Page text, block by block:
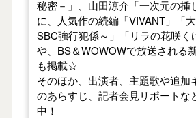
秘密－」、山田涼介「一次元の挿
に、人気作の続編「VIVANT」「
SBC強行犯係～」「リラの花咲く
や、BS＆WOWOWで放送される
も掲載☆
そのほか、出演者、主題歌や追加
のあらすじ、記者会見リポートな
中！